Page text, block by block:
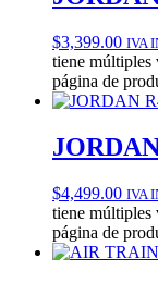
$3,399.00 IVA
tiene múltiples
página de
$4,499.00 IVA
tiene múltiples
página de